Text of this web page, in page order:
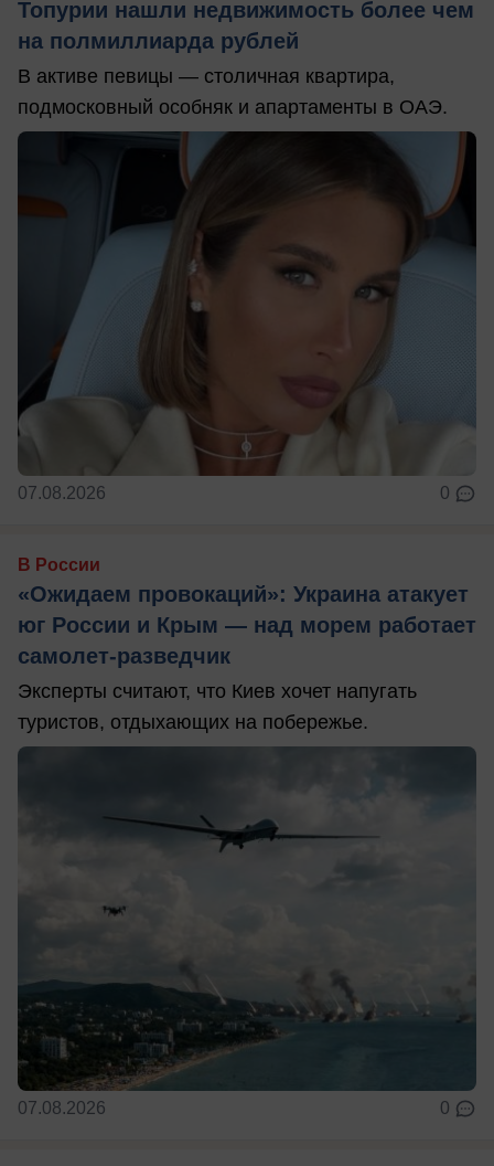
Топурии нашли недвижимость более чем
на полмиллиарда рублей
В активе певицы — столичная квартира,
подмосковный особняк и апартаменты в ОАЭ.
07.08.2026 0
В России
«Ожидаем провокаций»: Украина атакует
юг России и Крым — над морем работает
самолет-разведчик
Эксперты считают, что Киев хочет напугать
туристов, отдыхающих на побережье.
07.08.2026 0